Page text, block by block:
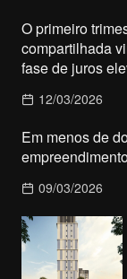
O primeiro
compartilhada
fase de juros
12/03/2026
Em menos de
09/03/2026